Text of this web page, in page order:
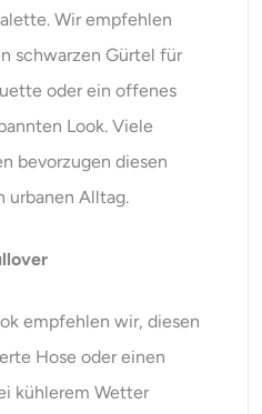
Wir empfehlen
schwarzen Gürtel für
oder ein offenes
Look. Viele
bevorzugen diesen
urbanen Alltag.
empfehlen wir, diesen
Hose oder einen
kühlerem Wetter